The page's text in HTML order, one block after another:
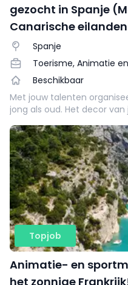
gezocht in Spanje
Canarische
Spanje
Toerisme, Animatie
Beschikbaar
Met jouw talenten
jong als oud. Het decor
zon.
Topjob
Animatie- en
het zonnige